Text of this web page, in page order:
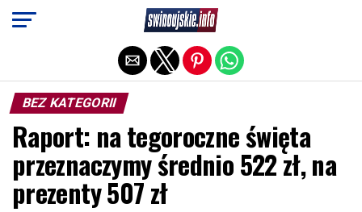
BEZ KATEGORII
Raport: na tegoroczne święta
przeznaczymy średnio 522 zł, na
prezenty 507 zł
Exit mobile version